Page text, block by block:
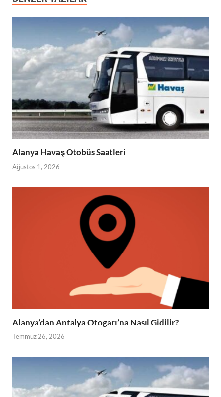
Alanya Havaş Otobüs Saatleri
Ağustos 1, 2026
Alanya’dan Antalya Otogarı’na Nasıl Gidilir?
Temmuz 26, 2026